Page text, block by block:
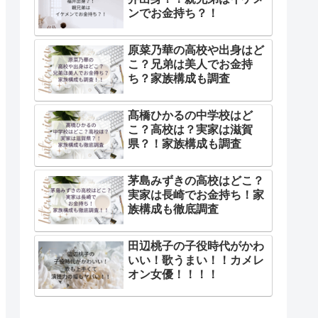
ンでお金持ち？！
原菜乃華の高校や出身はど
こ？兄弟は美人でお金持
ち？家族構成も調査
髙橋ひかるの中学校はど
こ？高校は？実家は滋賀
県？！家族構成も調査
茅島みずきの高校はどこ？
実家は長崎でお金持ち！家
族構成も徹底調査
田辺桃子の子役時代がかわ
いい！歌うまい！！カメレ
オン女優！！！！